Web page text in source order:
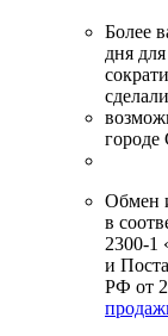
Более
дня
сделали
Обмен
в
2300-1
и
РФ от